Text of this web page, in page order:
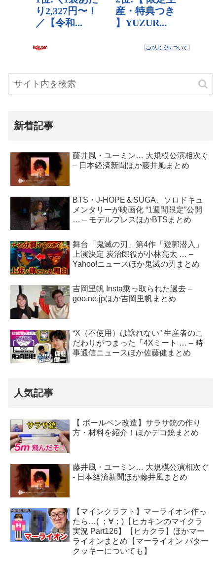
新着記事
藤井風・ユーミン… 大規模公演相次ぐ
– 日本経済新聞ほか藤井風まとめ
BTS・J-HOPE＆SUGA、ソロドキュ
メンタリーが映画化 “1週間限定”公開
… – モデルプレスほかBTSまとめ
舞台「鬼滅の刃」第4作「遊郭潜入」
上演決定 炭治郎役が小林亮太 … –
Yahoo!ニュースほか鬼滅の刃まとめ
吉岡里帆 Insta乗っ取られた過去 –
goo.ne.jpほか吉岡里帆まとめ
“X（不使用）は譲れない” 生産者のこ
だわりがつまった「4Xミート … – 時
事通信ニュースほか佐藤健まとめ
人気記事
【 ボールペン改造】サラサ銃の作り
方・材料を紹介！ほかデコ銃まとめ
藤井風・ユーミン… 大規模公演相次ぐ
- 日本経済新聞ほか藤井風まとめ
【マインクラフト】マーライオン作っ
たら…( ；∀；)【ヒカキンのマイクラ
実況 Part126】【ヒカクラ】ほかマー
ライオンまとめ【マーライオン バター
クッキーについても】